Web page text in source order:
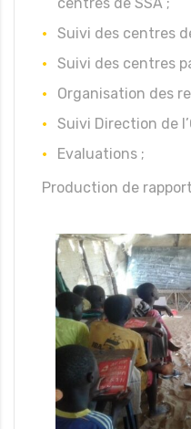
Suivi des centres
Suivi des centres
Organisation des
Suivi Direction de
Evaluations ;
Production de